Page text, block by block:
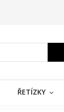
ŘETÍZKY